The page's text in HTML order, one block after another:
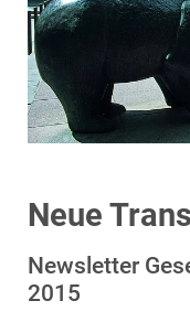
Neue
Newsletter
2015